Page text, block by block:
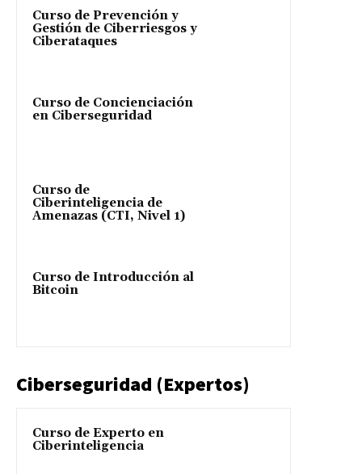
Curso de Prevención y
Gestión de Ciberriesgos y
Ciberataques
Curso de Concienciación
en Ciberseguridad
Curso de
Ciberinteligencia de
Amenazas (CTI, Nivel 1)
Curso de Introducción al
Bitcoin
Ciberseguridad (Expertos)
Curso de Experto en
Ciberinteligencia